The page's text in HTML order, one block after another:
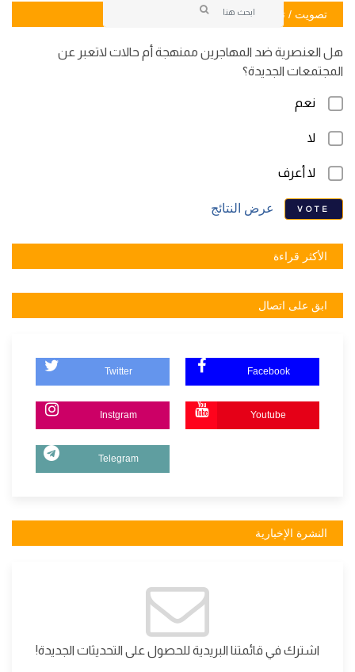
تصويت / تصويت
هل العنصرية ضد المهاجرين ممنهجة أم حالات لاتعبر عن
المجتمعات الجديدة؟
نعم
لا
لا أعرف
VOTE عرض النتائج
الأكثر قراءة
ابق على اتصال
Twitter Facebook
Instgram Youtube
Telegram
النشرة الإخبارية
اشترك في قائمتنا البريدية للحصول على التحديثات الجديدة!